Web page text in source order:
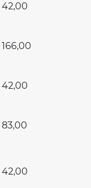
42,00
166,00
42,00
83,00
42,00